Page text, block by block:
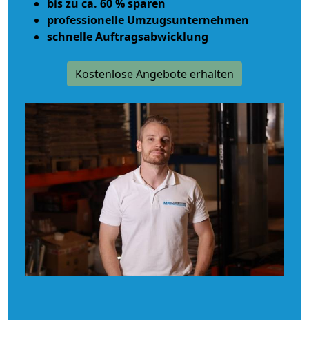
bis zu ca. 60 % sparen
professionelle Umzugsunternehmen
schnelle Auftragsabwicklung
Kostenlose Angebote erhalten